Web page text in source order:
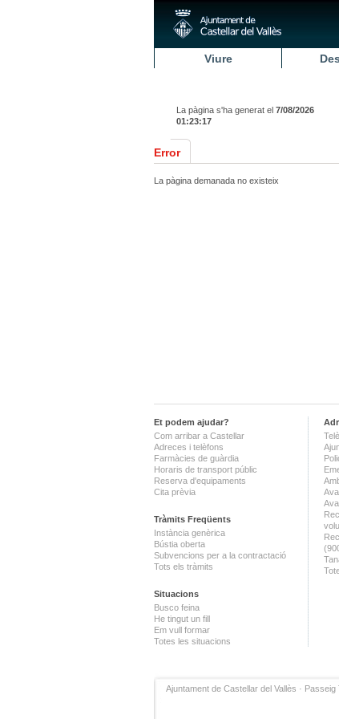
Viure
La pàgina s'ha generat el 7/08/2026
01:23:17
Error
La pàgina demanada no existeix
Et podem ajudar?
Com arribar a Castellar
Adreces i telèfons
Farmàcies de guàrdia
Horaris de transport públic
Reserva d'equipaments
Cita prèvia
Tràmits Freqüents
Instància genèrica
Bústia oberta
Subvencions per a la contractació
Tots els tràmits
Situacions
Busco feina
He tingut un fill
Em vull formar
Totes les situacions
Ajuntament de Castellar del Vallès ·